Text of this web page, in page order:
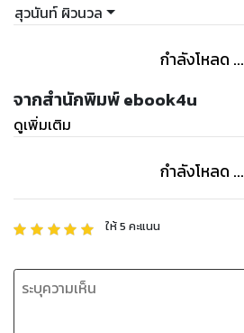
สุวนันท์ ผิวนวล
กำลังโหลด ...
จากสำนักพิมพ์ ebook4u
ดูเพิ่มเติม
กำลังโหลด ...
ให้5 คะแนน